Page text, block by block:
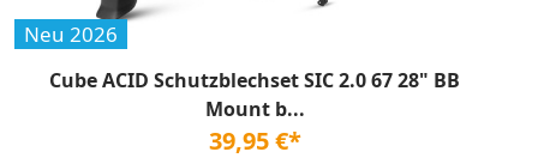
Neu 2026
Cube ACID Schutzblechset SIC 2.0 67 28" BB
Mount b...
39,95 €*